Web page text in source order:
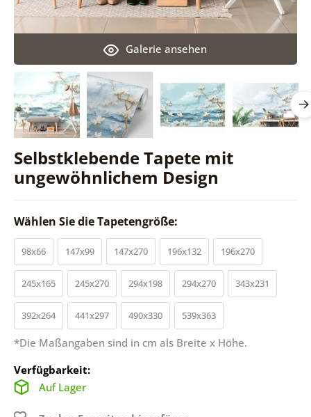
Selbstklebende Tapete mit
ungewöhnlichem Design
Galerie ansehen
Wählen Sie die Tapetengröße:
98x66 147x99 147x270 196x132 196x270
245x165 245x270 294x198 294x270 343x231
392x264 441x297 490x330 539x363
*Die Maßangaben sind in cm als Breite x Höhe.
Verfügbarkeit:
Auf Lager